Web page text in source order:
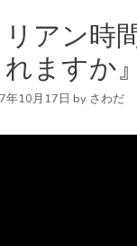
リアン時
れますか
年10月17日 by さわだ